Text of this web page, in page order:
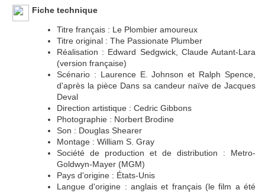
Fiche technique
Titre français : Le Plombier amoureux
Titre original : The Passionate Plumber
Réalisation : Edward Sedgwick, Claude Autant-Lara
(version française)
Scénario : Laurence E. Johnson et Ralph Spence,
d'après la pièce Dans sa candeur naïve de Jacques
Deval
Direction artistique : Cedric Gibbons
Photographie : Norbert Brodine
Son : Douglas Shearer
Montage : William S. Gray
Société de production et de distribution : Metro-
Goldwyn-Mayer (MGM)
Pays d'origine : États-Unis
Langue d'origine : anglais et français (le film a été